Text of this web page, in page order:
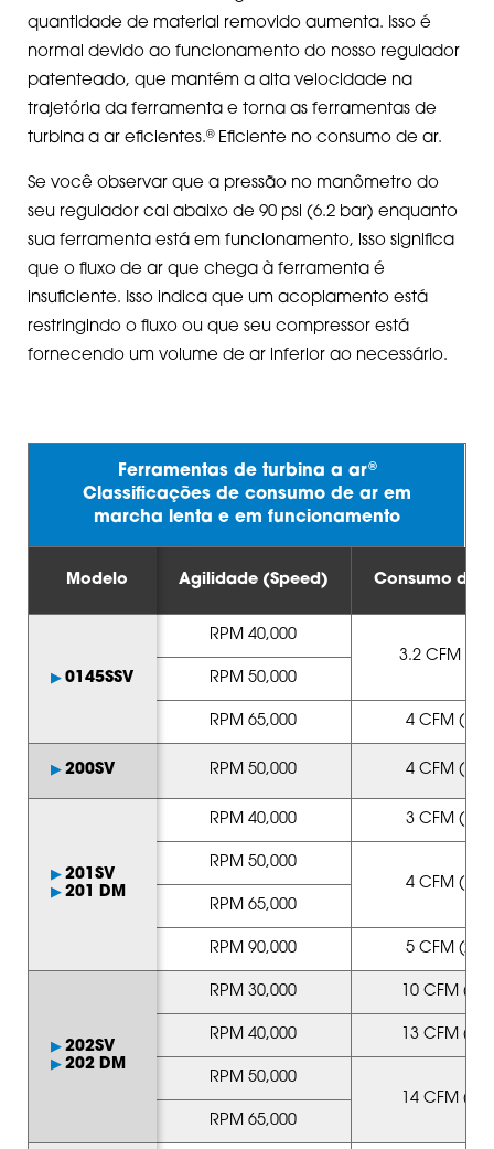
quantidade de material removido aumenta. Isso é
normal devido ao funcionamento do nosso regulador
patenteado, que mantém a alta velocidade na
trajetória da ferramenta e torna as ferramentas de
turbina a ar eficientes.®Eficiente no consumo de ar.
Se você observar que a pressão no manômetro do
seu regulador cai abaixo de 90 psi (6.2 bar) enquanto
sua ferramenta está em funcionamento, isso significa
que o fluxo de ar que chega à ferramenta é
insuficiente. Isso indica que um acoplamento está
restringindo o fluxo ou que seu compressor está
fornecendo um volume de ar inferior ao necessário.
Ferramentas de turbina a ar®
Classificações de consumo de ar em
marcha lenta e em funcionamento
Modelo
0145SSV
200SV
201SV
201 DM
202SV
202 DM
Agilidade (Speed) Consumo de
RPM 40,000
3.2 CFM
RPM 50,000
RPM 65,000 4 CFM
RPM 50,000 4 CFM
RPM 40,000 3 CFM
RPM 50,000
4 CFM
RPM 65,000
RPM 90,000 5 CFM
RPM 30,000 10 CFM
RPM 40,000 13 CFM
RPM 50,000
14 CFM
RPM 65,000